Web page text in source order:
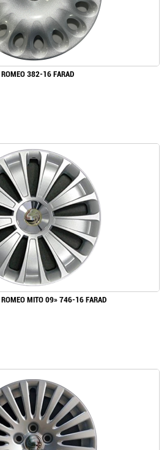
ROMEO 382-16 FARAD
ROMEO MITO 09» 746-16 FARAD